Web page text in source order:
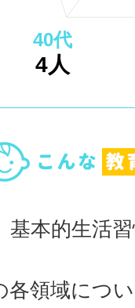
40代
4人
基本的生活
各領域につ